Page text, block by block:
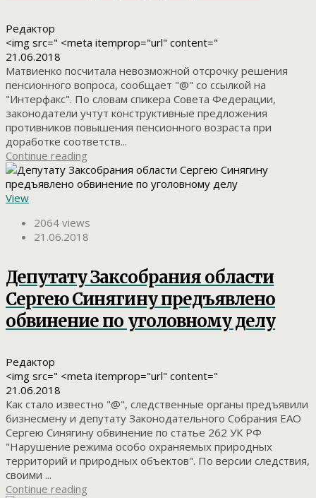
Редактор
<img src=" <meta itemprop="url" content="
21.06.2018
Матвиенко посчитала невозможной отсрочку решения
пенсионного вопроса, сообщает "@" со ссылкой на
"Интерфакс". По словам спикера Совета Федерации,
законодатели учтут конструктивные предложения
противников повышения пенсионного возраста при
доработке соответств...
Continue reading
View
2064 views
21.06.2018
Депутату Заксобрания области
Сергею Синягину предъявлено
обвинение по уголовному делу
Редактор
<img src=" <meta itemprop="url" content="
21.06.2018
Как стало известно "@", следственные органы предъявили
бизнесмену и депутату Законодательного Собрания ЕАО
Сергею Синягину обвинение по статье 262 УК РФ
"Нарушение режима особо охраняемых природных
территорий и природных объектов". По версии следствия,
своими ...
Continue reading